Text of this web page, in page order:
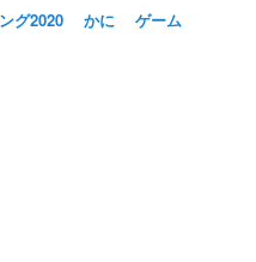
グ2020 かに
ゲーム